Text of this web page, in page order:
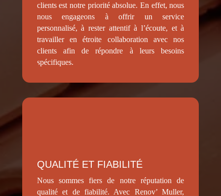
clients est notre priorité absolue. En effet, nous
nous engageons à offrir un service
personnalisé, à rester attentif à l’écoute, et à
travailler en étroite collaboration avec nos
clients afin de répondre à leurs besoins
spécifiques.
QUALITÉ ET FIABILITÉ
Nous sommes fiers de notre réputation de
qualité et de fiabilité. Avec Renov’ Muller,